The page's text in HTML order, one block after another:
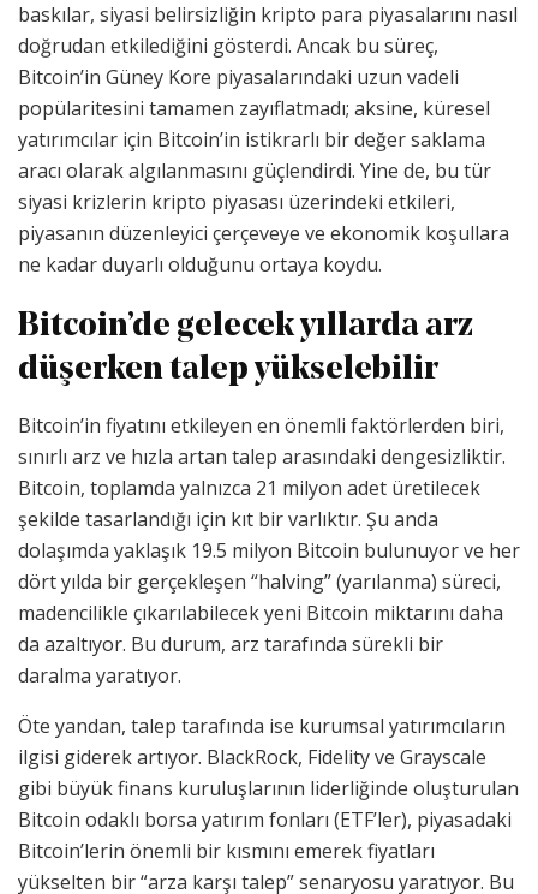
baskılar, siyasi belirsizliğin kripto para piyasalarını nasıl
doğrudan etkilediğini gösterdi. Ancak bu süreç,
Bitcoin’in Güney Kore piyasalarındaki uzun vadeli
popülaritesini tamamen zayıflatmadı; aksine, küresel
yatırımcılar için Bitcoin’in istikrarlı bir değer saklama
aracı olarak algılanmasını güçlendirdi. Yine de, bu tür
siyasi krizlerin kripto piyasası üzerindeki etkileri,
piyasanın düzenleyici çerçeveye ve ekonomik koşullara
ne kadar duyarlı olduğunu ortaya koydu.
Bitcoin’de gelecek yıllarda arz
düşerken talep yükselebilir
Bitcoin’in fiyatını etkileyen en önemli faktörlerden biri,
sınırlı arz ve hızla artan talep arasındaki dengesizliktir.
Bitcoin, toplamda yalnızca 21 milyon adet üretilecek
şekilde tasarlandığı için kıt bir varlıktır. Şu anda
dolaşımda yaklaşık 19.5 milyon Bitcoin bulunuyor ve her
dört yılda bir gerçekleşen “halving” (yarılanma) süreci,
madencilikle çıkarılabilecek yeni Bitcoin miktarını daha
da azaltıyor. Bu durum, arz tarafında sürekli bir
daralma yaratıyor.
Öte yandan, talep tarafında ise kurumsal yatırımcıların
ilgisi giderek artıyor. BlackRock, Fidelity ve Grayscale
gibi büyük finans kuruluşlarının liderliğinde oluşturulan
Bitcoin odaklı borsa yatırım fonları (ETF’ler), piyasadaki
Bitcoin’lerin önemli bir kısmını emerek fiyatları
yükselten bir “arza karşı talep” senaryosu yaratıyor. Bu